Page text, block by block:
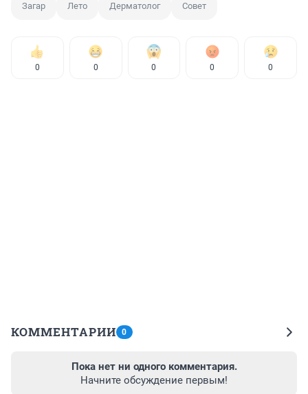
Загар Лето Дерматолог Совет
0 0 0 0 0
КОММЕНТАРИИ 0
Пока нет ни одного комментария.
Начните обсуждение первым!